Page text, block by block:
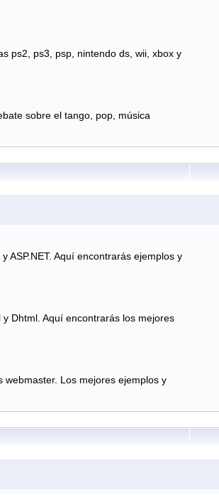
ps2, ps3, psp, nintendo ds, wii, xbox y
sobre el tango, pop, música
ASP.NET. Aquí encontrarás ejemplos y
Dhtml. Aquí encontrarás los mejores
Los mejores ejemplos y